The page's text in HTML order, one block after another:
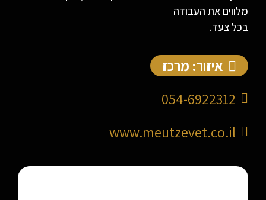
מלווים את העבודה
בכל צעד.
איזור: מרכז
054-6922312
www.meutzevet.co.il